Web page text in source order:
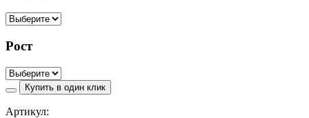
Рост
Купить в один клик
Артикул: